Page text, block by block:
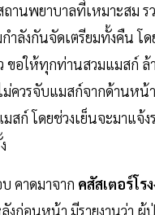
ถานพยาบาลที่เหมาะสม
ำลังกันจัดเตรียมทั้งคืน โ
ขอให้ทุกท่านสวมแมสก์ ล้
ควรจับแมสก์จากด้านหน้
ก์ โดยช่วงเย็นจะมาแจ้ง
คาดมาจาก คสัสเตอร์โร
งก่อนหน้า มีรายงานว่า ผู้ป่